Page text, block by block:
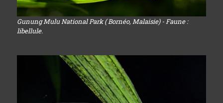
Gunung Mulu National Park ( Bornéo, Malaisie) - Faune :
libellule.